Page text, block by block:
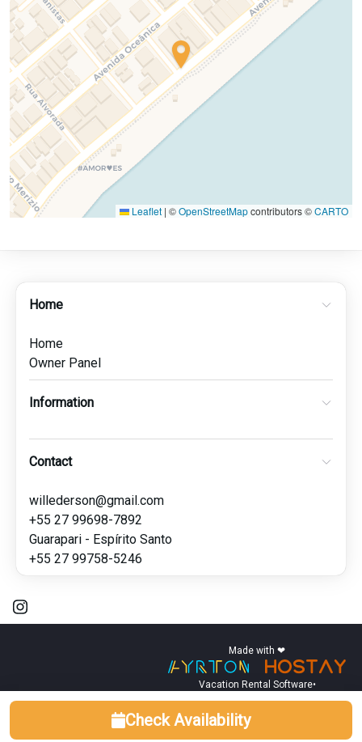
Leaflet | ©OpenStreetMapcontributors ©CARTO
Home
Home
Owner Panel
Information
Contact
willederson@gmail.com
+55 27 99698-7892
Guarapari - Espírito Santo
+55 27 99758-5246
Made with ❤
Vacation Rental Software•
Check Availability